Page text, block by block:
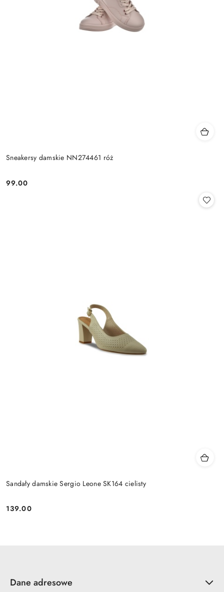
Sneakersy damskie NN274461 róż
Cena:
99.00
Sandały damskie Sergio Leone SK164 cielisty
Cena:
139.00
Dane adresowe